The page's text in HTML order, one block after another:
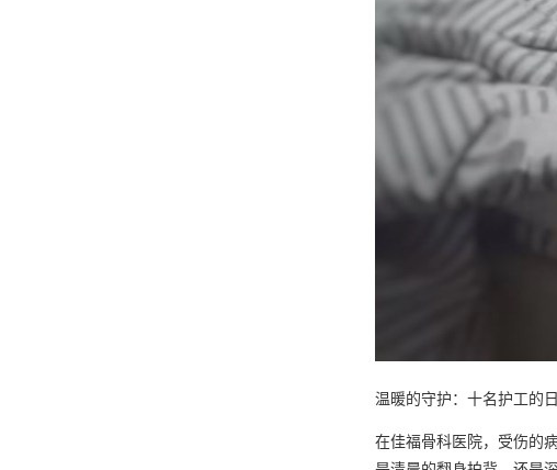
温暖的守护：十名护工的
在佳福骨科医院，受伤的